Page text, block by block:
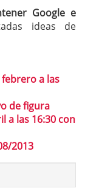
Google e
ideas de
febrero a las
de figura
a las 16:30 con
2013